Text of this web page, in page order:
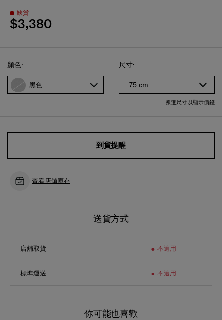
缺貨
$3,380
選擇尺碼
Select
尺寸:
75 cm
揀選尺寸以顯示價錢
Select
顏色:
黑色
到貨提醒
查看店舖庫存
送貨方式
店舖取貨 不適用
標準運送 不適用
你可能也喜歡